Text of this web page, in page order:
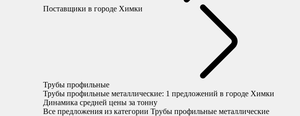
Поставщики в городе Химки
Трубы профильные
Трубы профильные металлические: 1 предложений в городе Химки
Динамика средней цены за тонну
Все предложения из категории Трубы профильные металлические